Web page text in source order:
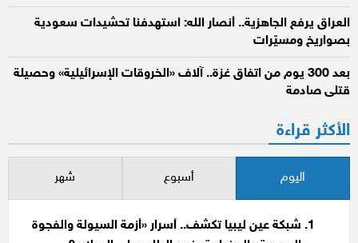
العراق يرفع الجاهزية.. أنصار الله: استهدفنا تحشيدات سعودية
بصواريخ ومسيّرات
بعد 300 يوم من اتفاق غزة.. آلاف «الخروقات الإسرائيلية» وحصيلة
قتلى صادمة
الأكثر قراءة
اليوم أسبوع شهر
شبكة عين ليبيا تكشف.. أسرار «أزمة السيولة والفجوة